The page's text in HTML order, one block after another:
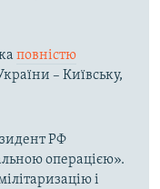
повністю
– Київську,
РФ
операцією».
і